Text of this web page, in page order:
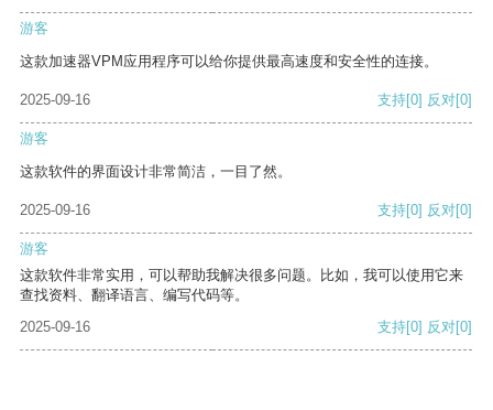
游客
这款加速器VPM应用程序可以给你提供最高速度和安全性的连接。
2025-09-16 支持[0] 反对[0]
游客
这款软件的界面设计非常简洁，一目了然。
2025-09-16 支持[0] 反对[0]
游客
这款软件非常实用，可以帮助我解决很多问题。比如，我可以使用它来
查找资料、翻译语言、编写代码等。
2025-09-16
支持[0] 反对[0]